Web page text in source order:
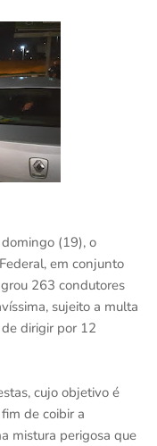
(19), o
em conjunto
263 condutores
sujeito a multa
dirigir por 12
cujo objetivo é
de coibir a
mistura perigosa que